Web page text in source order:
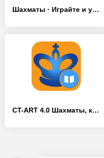
Шахматы · Играйте и учитесь - [MOD Бесконечные монеты]
CT-ART 4.0 Шахматы, комбинации - [MOD Бесконечные монеты]